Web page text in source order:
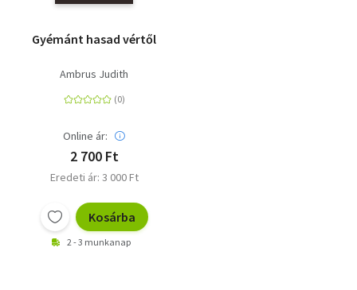
Gyémánt hasad vértől
Ambrus Judith
Online ár:
2 700 Ft
Eredeti ár: 3 000 Ft
Kosárba
2 - 3 munkanap